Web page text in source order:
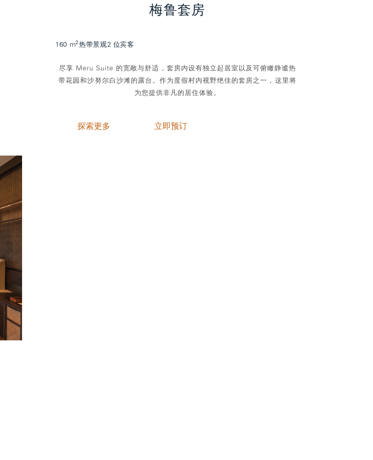
梅鲁套房
160 m2 热带景观2 位宾客
尽享 Meru Suite 的宽敞与舒适，套房内设有独立起居室以及可俯瞰静谧热
带花园和沙努尔白沙滩的露台。 作为度假村内视野绝佳的套房之一，这里将
为您提供非凡的居住体验。
探索更多 立即预订